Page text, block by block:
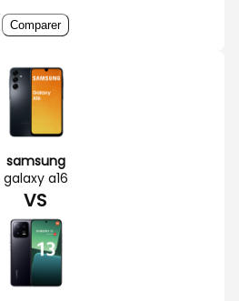
Comparer
samsung
galaxy a16
VS